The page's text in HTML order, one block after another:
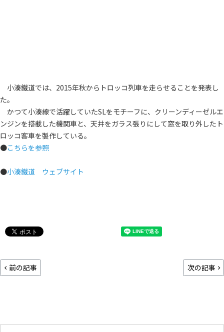
小湊鐵道では、2015年秋からトロッコ列車を走らせることを発表し
た。
かつて小湊線で活躍していたSLをモチーフに、クリーンディーゼルエ
ンジンを搭載した機関車と、天井をガラス張りにして窓を取り外したト
ロッコ客車を製作している。
●こちらを参照
●小湊鐵道 ウェブサイト
前の記事 次の記事